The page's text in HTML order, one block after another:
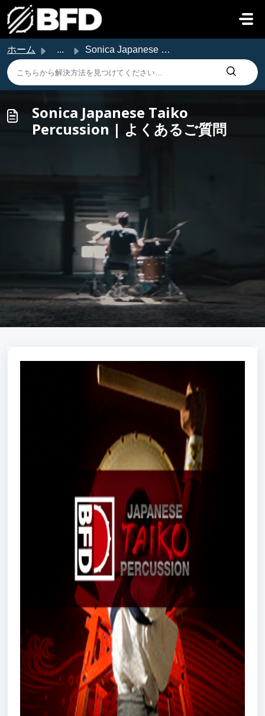
メインコンテンツに移動
ホーム ... Sonica Japanese Taiko Percussion | よくあるご質問
Sonica Japanese Taiko
Percussion | よくあるご質問